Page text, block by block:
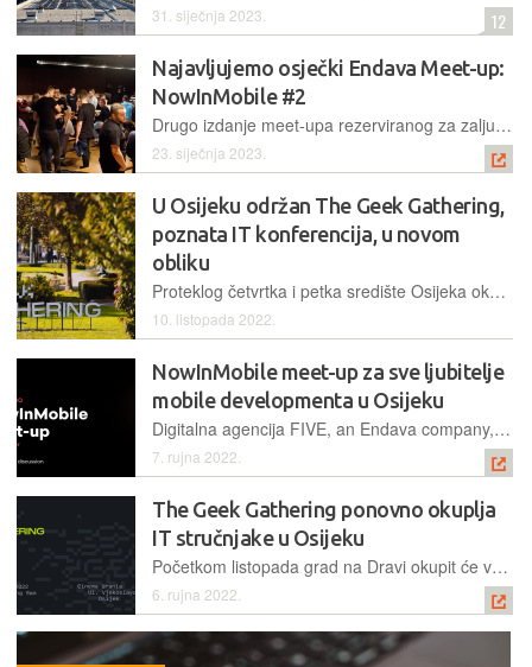
31. siječnja 2023. 12
Najavljujemo osječki Endava Meet-up:
NowInMobile #2
Drugo izdanje meet-upa rezerviranog za zaljubljenike u mobilne tehnologije održat će se u osječkom uredu tvrtke Endava Hrvatska (ex FIVE) uz tri predavanja i panel raspravu
23. siječnja 2023.
U Osijeku održan The Geek Gathering,
poznata IT konferencija, u novom
obliku
Proteklog četvrtka i petka središte Osijeka okupirali su “štreberi” željni novih znanja, ali i druženja na konferenciji koja je, nakon poduže pauze, dobila novi format
10. listopada 2022.
NowInMobile meet-up za sve ljubitelje
mobile developmenta u Osijeku
Digitalna agencija FIVE, an Endava company, u svojem osječkom uredu organizira druženje uz dva predavanja i panel raspravu za poklonike mobilnih tehnologija
7. rujna 2022.
The Geek Gathering ponovno okuplja
IT stručnjake u Osijeku
Početkom listopada grad na Dravi okupit će velika svjetska imena i profesionalnce iz IT industrije te još jednom potvrditi status softverskog grada
6. rujna 2022.